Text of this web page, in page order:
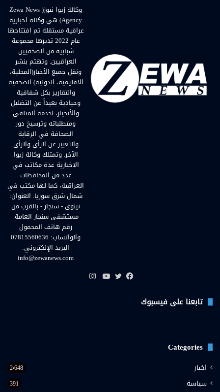
وكالة زيوا نيوز( Zewa News
Agency) هي وكالة اخبارية
عراقية مستقلة تم افتتاحها
عام 2022 تديرها مجموعة
شبابية من الصحفيين
العراقيين. وتهتم بنشر
ونقل جميع الأخبار(المحلية،
الاقليمية، الدولية) الصحفية
والتقارير بكل شفافية
وحيادية بعيداً عن التضليل
والأنحياز، لخدمة المتلقي
ومتطلباته وترسيخ دور
الصحافة في الرقابة
والتعبير عن الرأي والرأي
الآخر. وتمتلك وكالة زيوا
الاخبارية عدة مكاتب في
عدد من المحافظات
العراقية، كما لها مكتب في
شمال شرق سوريا. العنوان:
نينوى - سنجار - بالقرب من
مستشفى سنجار العامة.
رقم هاتف المحمول
والواتساب: 07815560636
البريد الإلكتروني:
info@zewanews.com
تابعنا على فيسبوك
Categories
اخبار 2٬648
سياسة 391